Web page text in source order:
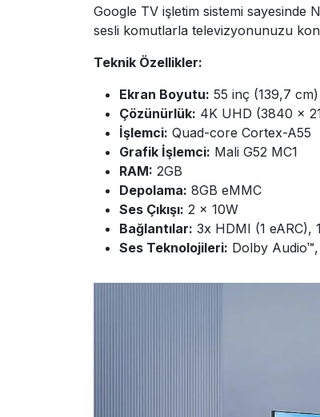
Google TV işletim sistemi sayesinde
sesli komutlarla televizyonunuzu
Teknik Özellikler:
Ekran Boyutu: 55 inç (139,7 cm)
Çözünürlük: 4K UHD (3840 ×
İşlemci: Quad-core Cortex-A55
Grafik İşlemci: Mali G52 MC1
RAM: 2GB
Depolama: 8GB eMMC
Ses Çıkışı: 2 × 10W
Bağlantılar: 3x HDMI (1 eARC),
Ses Teknolojileri: Dolby